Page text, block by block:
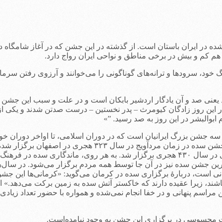
ایران باستان است. از گذشته در این جشن که در آغاز شامگاه
هم کم و بیش در برخی مناطق و نواحی ایران رواج دارد.
سرودها و ترانه‌های گوناگونی را می‌خوانند و آرزوی رفتن
صد و آن یادگار اردشیر بابکان است و در علت و سبب این جشن
زادگان کیومرث – پدر نخستین – درست صدتن شدند و یکی از
در این روز به صد رسید. ”»
جشن بزرگ ایرانیان است که در دوران اسلامی، تا اواخر دوران
هم مردم عادی این جشن را به‌پا می‌داشتند. مشهورترین و
که به یاد مردم مانده، جشنی است که در زمان سلطان مسعود غزنوی در سال ۴۳۰ هجری
جشن سده نیز در آن جا توسط همه مردم برگزار می‌شود. در
است، دربارهٔ برگزاری سده در کرمان می‌گوید: «کرمانی‌ها این
زیرا عقیده دارند که خاکستر آتش سده به زمین برکت می‌دهد.»
پنهانی و در خفا انجام نمی‌شده و همواره با حضور تعداد
محسوسی در برگزاری این جشن به وجود نیامده‌است.